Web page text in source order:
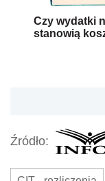
Czy wydatki
stanowią
Źródło: